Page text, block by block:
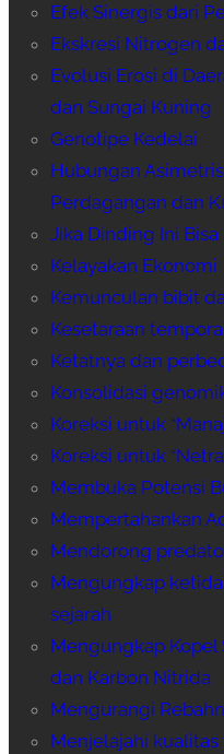
Efek Sinergis dari
Ekskresi Nitrogen
Evolusi Erosi di
dan Sungai Kuning
Genotipe Kedelai
Hubungan
Perdagangan dan
Jika Dinding Ini Bisa
Kelayakan Ekonomi
Kemunculan bibit
Kesetaraan
Ketatnya dan
Konsolidasi
Koreksi untuk
Koreksi untuk
Membuka Potensi
Mempertahankan
Mendorong
Mengungkap
sejarah
Mengungkap Kopel
dan Karbon Nitrida
Mengurangi
Menjelajahi